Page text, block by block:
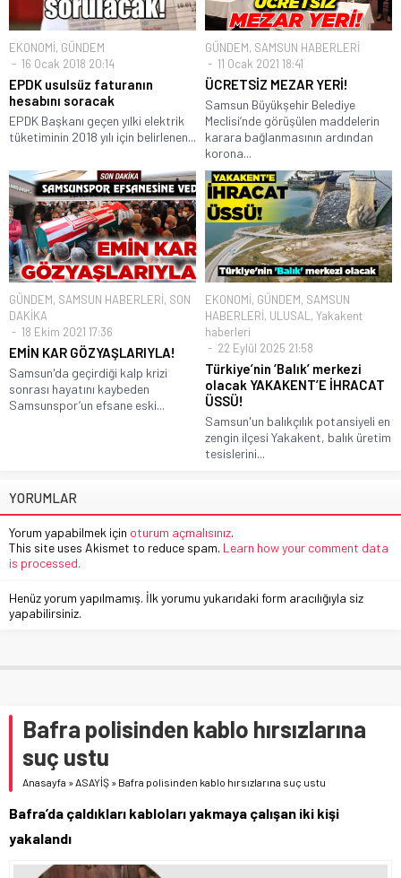
EKONOMİ, GÜNDEM
16 Ocak 2018 20:14
EPDK usulsüz faturanın
hesabını soracak
EPDK Başkanı geçen yılki elektrik
tüketiminin 2018 yılı için belirlenen...
GÜNDEM, SAMSUN HABERLERİ
11 Ocak 2021 18:41
ÜCRETSİZ MEZAR YERİ!
Samsun Büyükşehir Belediye
Meclisi’nde görüşülen maddelerin
karara bağlanmasının ardından
korona...
GÜNDEM, SAMSUN HABERLERİ, SON
DAKİKA
18 Ekim 2021 17:36
EMİN KAR GÖZYAŞLARIYLA!
Samsun'da geçirdiği kalp krizi
sonrası hayatını kaybeden
Samsunspor’un efsane eski...
EKONOMİ, GÜNDEM, SAMSUN
HABERLERİ, ULUSAL , Yakakent
haberleri
22 Eylül 2025 21:58
Türkiye’nin ‘Balık’ merkezi
olacak YAKAKENT’E İHRACAT
ÜSSÜ!
Samsun'un balıkçılık potansiyeli en
zengin ilçesi Yakakent, balık üretim
tesislerini...
YORUMLAR
Yorum yapabilmek için oturum açmalısınız.
This site uses Akismet to reduce spam. Learn how your comment data
is processed.
Henüz yorum yapılmamış. İlk yorumu yukarıdaki form aracılığıyla siz
yapabilirsiniz.
Bafra polisinden kablo hırsızlarına
suç ustu
Anasayfa »ASAYİŞ » Bafra polisinden kablo hırsızlarına suç ustu
Bafra’da çaldıkları kabloları yakmaya çalışan iki kişi
yakalandı